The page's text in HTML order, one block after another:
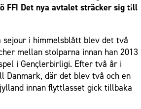
– en match för miljön
FF! Det nya avtalet sträcker sig till
sejour i himmelsblått blev det två
mellan stolparna innan han 2013
i Gençlerbirligi. Efter två år i
Danmark, där det blev två och en
innan flyttlasset gick tillbaka